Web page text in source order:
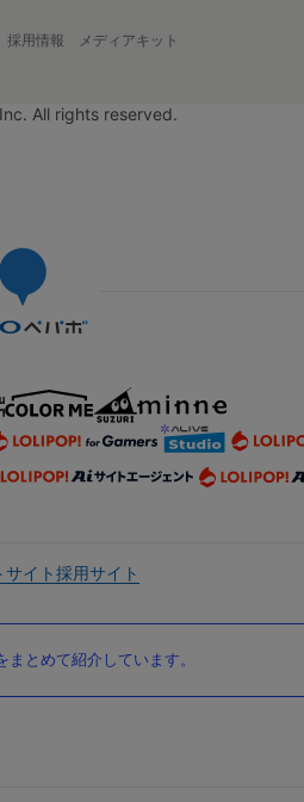
採用情報 メディアキット
All rights reserved.
サイト採用サイト
とめて紹介しています。